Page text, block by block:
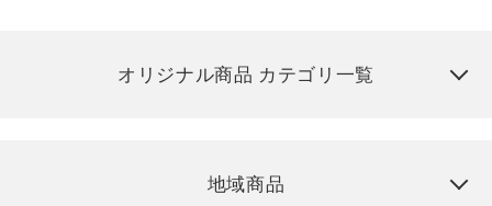
オリジナル商品 カテゴリ一覧
地域商品